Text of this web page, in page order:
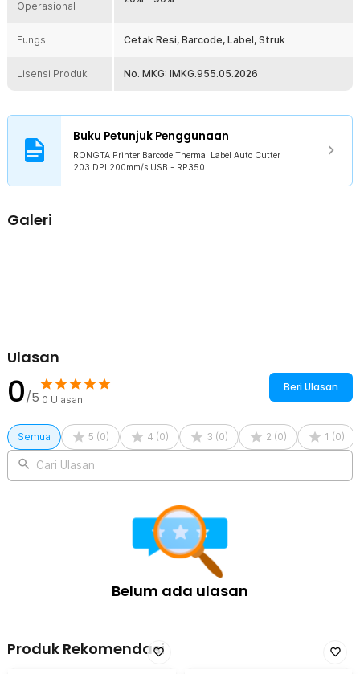
Operasional
Fungsi Cetak Resi, Barcode, Label, Struk
Lisensi Produk No. MKG: IMKG.955.05.2026
Buku Petunjuk Penggunaan
RONGTA Printer Barcode Thermal Label Auto Cutter
203 DPI 200mm/s USB - RP350
Galeri
Ulasan
0/5 0 Ulasan
Beri Ulasan
Semua 5 (0) 4 (0) 3 (0) 2 (0) 1 (0)
Cari Ulasan
Belum ada ulasan
Produk Rekomendasi